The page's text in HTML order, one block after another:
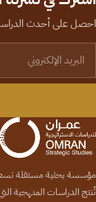
احصل على أحدث
مؤسسة بحثية مستقلة تسعى
تُنتج الدراسات المنهجية